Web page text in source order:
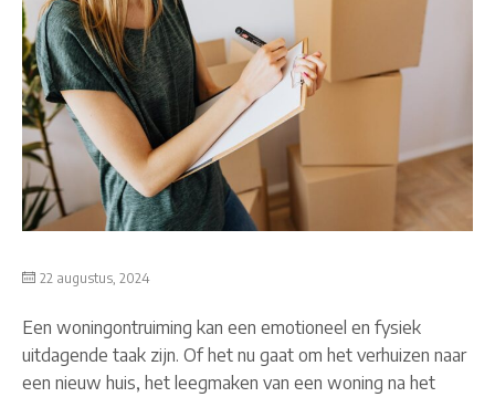
22 augustus, 2024
Een woningontruiming kan een emotioneel en fysiek
uitdagende taak zijn. Of het nu gaat om het verhuizen naar
een nieuw huis, het leegmaken van een woning na het